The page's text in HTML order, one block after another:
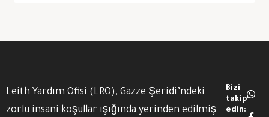
Leith Yardım Ofisi (LRO), Gazze Şeridi’ndeki
zorlu insani koşullar ışığında yerinden edilmiş
Bizi
takip
edin: